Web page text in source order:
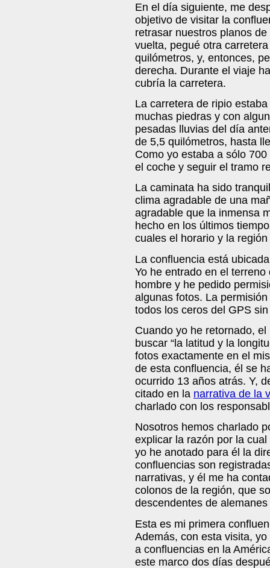
En el día siguiente, me
objetivo de visitar la
retrasar nuestros planos
vuelta, pegué otra
quilómetros, y, entonces,
derecha. Durante el viaje
cubría la carretera.
La carretera de ripio
muchas piedras y con
pesadas lluvias del día
de 5,5 quilómetros, hasta
Como yo estaba a sólo
el coche y seguir el tramo
La caminata ha sido
clima agradable de una
agradable que la inmensa
hecho en los últimos
cuales el horario y la
La confluencia está
Yo he entrado en el
hombre y he pedido
algunas fotos. La
todos los ceros del GPS
Cuando yo he retornado,
buscar “la latitud y la
fotos exactamente en el
de esta confluencia, él se
ocurrido 13 años atrás. Y,
citado en la narrativa de la
charlado con los
Nosotros hemos charlado
explicar la razón por la
yo he anotado para él la
confluencias son
narrativas, y él me ha
colonos de la región, que
descendentes de
Esta es mi primera
Además, con esta visita,
a confluencias en la
este marco dos días